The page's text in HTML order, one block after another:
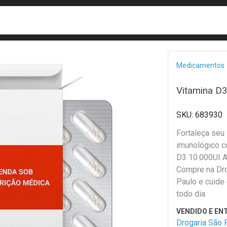
Medicamentos
Vitamina
683930
Fortaleça
imunológico
D3 10.000UI
Compre na
Paulo e cuide
todo dia.
Drogaria São